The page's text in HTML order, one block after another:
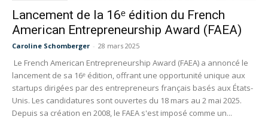
Lancement de la 16ᵉ édition du French
American Entrepreneurship Award (FAEA)
Caroline Schomberger - 28 mars 2025
Le French American Entrepreneurship Award (FAEA) a annoncé le
lancement de sa 16ᵉ édition, offrant une opportunité unique aux
startups dirigées par des entrepreneurs français basés aux États-
Unis. Les candidatures sont ouvertes du 18 mars au 2 mai 2025.
Depuis sa création en 2008, le FAEA s'est imposé comme un...